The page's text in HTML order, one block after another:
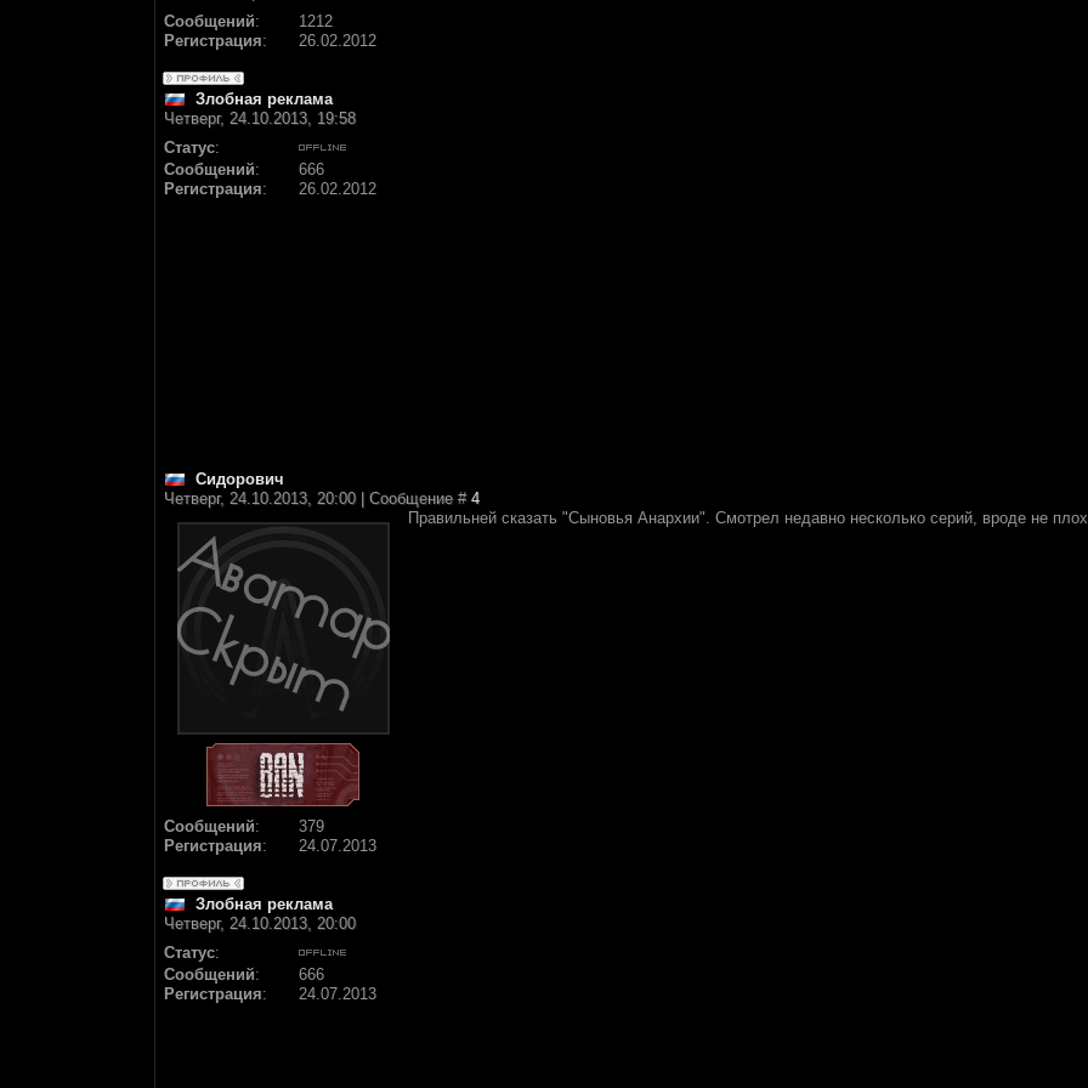
Сообщений:
1212
Регистрация: 26.02.2012
Злобная реклама
Четверг, 24.10.2013, 19:58
Статус:
Сообщений:
666
Регистрация: 26.02.2012
Сидорович
Четверг, 24.10.2013, 20:00 | Сообщение # 4
Сообщений:
379
Регистрация: 24.07.2013
Правильней сказать "Сыновья Анархии". Смотрел недавно несколько серий, вроде не
Злобная реклама
Четверг, 24.10.2013, 20:00
Статус:
Сообщений:
666
Регистрация: 24.07.2013